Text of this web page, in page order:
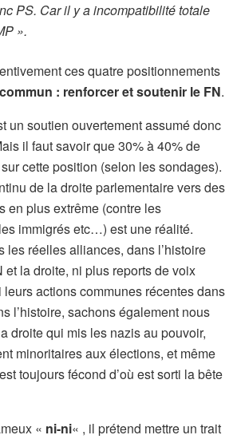
PS. Car il y a incompatibilité totale
».
ces quatre positionnements
: renforcer et soutenir le FN.
un soutien ouvertement assumé donc
il faut savoir que 30% à 40% de
cette position (selon les sondages).
de la droite parlementaire vers des
en plus extrême (contre les
immigrés etc…) est une réalité.
les réelles alliances, dans l’histoire
et la droite, ni plus reports de voix
leurs actions communes récentes dans
l’histoire, sachons également nous
droite qui mis les nazis au pouvoir,
minoritaires aux élections, et même
toujours fécond d’où est sorti la bête
« ni-ni« , il prétend mettre un trait